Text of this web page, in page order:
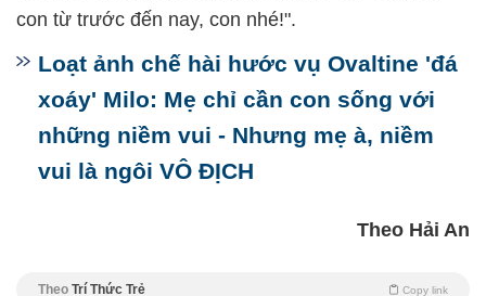
con từ trước đến nay, con nhé!".
Loạt ảnh chế hài hước vụ Ovaltine 'đá
xoáy' Milo: Mẹ chỉ cần con sống với
những niềm vui - Nhưng mẹ à, niềm
vui là ngôi VÔ ĐỊCH
Theo Hải An
Theo Trí Thức Trẻ Copy link